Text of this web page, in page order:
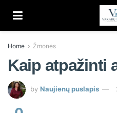
Home Žmonės
Kaip atpažinti
by Naujienų puslapis